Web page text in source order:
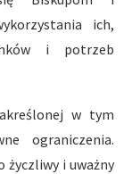
ich,
i potrzeb
w tym
ograniczenia.
i uważny